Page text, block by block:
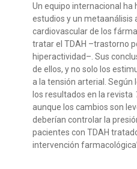
Un equipo internacional ha
estudios y un metaanálisis
cardiovascular de los
tratar el TDAH –trastorno
hiperactividad–. Sus
de ellos, y no solo los
a la tensión arterial. Según
los resultados en la revista
aunque los cambios son
deberían controlar la
pacientes con TDAH
intervención